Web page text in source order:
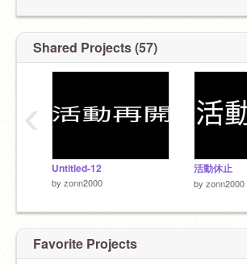
れずに！
拡散した人は作品のコメント欄で申告してもら
うと
報酬がもらえるかもしれません！！
Shared Projects (57)
Untitled-12
by zonn2000
活動休止
by zonn2000
‹
Favorite Projects